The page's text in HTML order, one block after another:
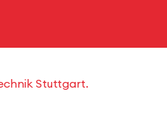
Stuttgart.